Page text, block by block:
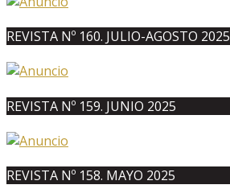
REVISTA Nº 160. JULIO-AGOSTO 2025
REVISTA Nº 159. JUNIO 2025
REVISTA Nº 158. MAYO 2025